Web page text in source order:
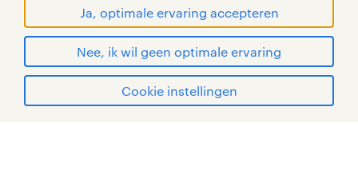
Ja, optimale ervaring accepteren
Nee, ik wil geen optimale ervaring
Cookie instellingen